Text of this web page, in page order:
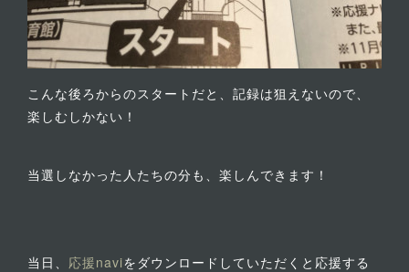
こんな後ろからのスタートだと、記録は狙えないので、
楽しむしかない！
当選しなかった人たちの分も、楽しんできます！
当日、 応援naviをダウンロードしていただくと応援する